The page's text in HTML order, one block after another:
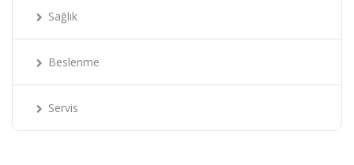
Sağlık
Beslenme
Servis